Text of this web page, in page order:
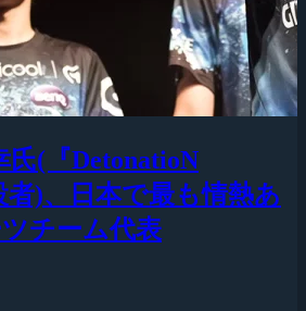
氏(『DetonatioN
者)、日本で最も情熱あ
チーム代表